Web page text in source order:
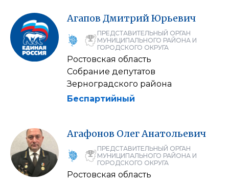
Агапов ДмитрийЮрьевич
ПРЕДСТАВИТЕЛЬНЫЙ ОРГАН
МУНИЦИПАЛЬНОГО РАЙОНА И
ГОРОДСКОГО ОКРУГА
Ростовская область
Собрание депутатов
Зерноградского района
Беспартийный
Агафонов Олег Анатольевич
ПРЕДСТАВИТЕЛЬНЫЙ ОРГАН
МУНИЦИПАЛЬНОГО РАЙОНА И
ГОРОДСКОГО ОКРУГА
Ростовская область